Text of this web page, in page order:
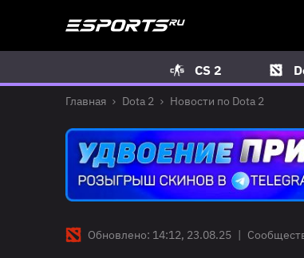
CS 2
Главная Dota 2 Новости по Dota 2
Обновлено: 14:12, 23.08.25 |